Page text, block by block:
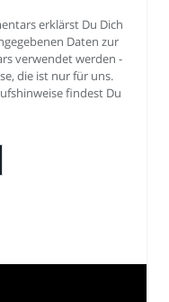
erklärst Du Dich
Daten zur
verwendet werden -
die ist nur für uns.
findest Du